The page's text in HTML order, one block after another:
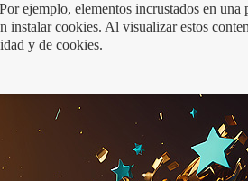
Financieros
ejemplo, elementos incrustados en
instalar cookies. Al visualizar estos
y de cookies.